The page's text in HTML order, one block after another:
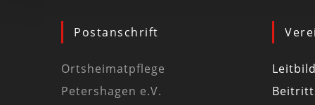
Postanschrift
Ortsheimatpflege
Petershagen e.V.